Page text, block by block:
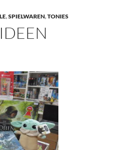
,SPIELWAREN,TONIES